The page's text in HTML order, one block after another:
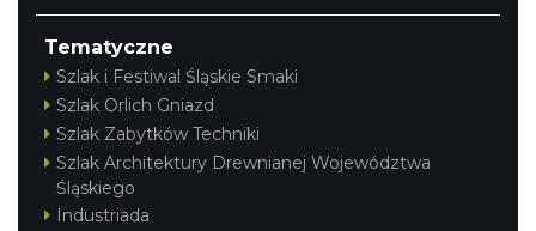
Tematyczne
Szlak i Festiwal Śląskie Smaki
Szlak Orlich Gniazd
Szlak Zabytków Techniki
Szlak Architektury Drewnianej Województwa
Śląskiego
Industriada